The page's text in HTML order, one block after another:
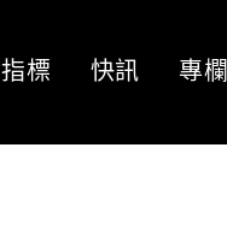
指標 快訊 專欄